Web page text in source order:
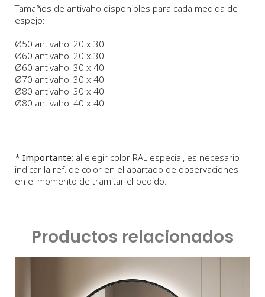
Tamaños de antivaho disponibles para cada medida de
espejo:
Ø50 antivaho: 20 x 30
Ø60 antivaho: 20 x 30
Ø60 antivaho: 30 x 40
Ø70 antivaho: 30 x 40
Ø80 antivaho: 30 x 40
Ø80 antivaho: 40 x 40
* Importante: al elegir color RAL especial, es necesario
indicar la ref. de color en el apartado de observaciones
en el momento de tramitar el pedido.
Productos relacionados